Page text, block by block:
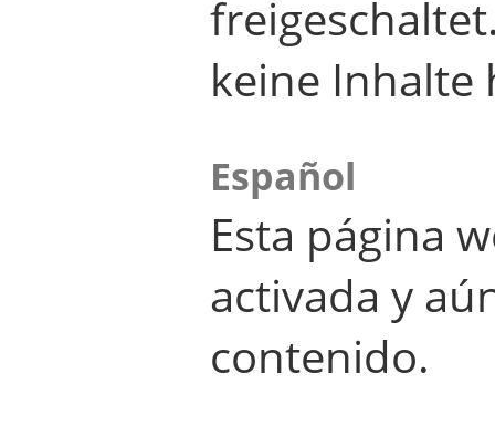
keine Inhalte
Español
Esta página
activada y
contenido.